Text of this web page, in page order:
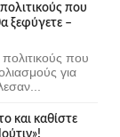
που
ξεφύγετε –
που
για
και καθίστε